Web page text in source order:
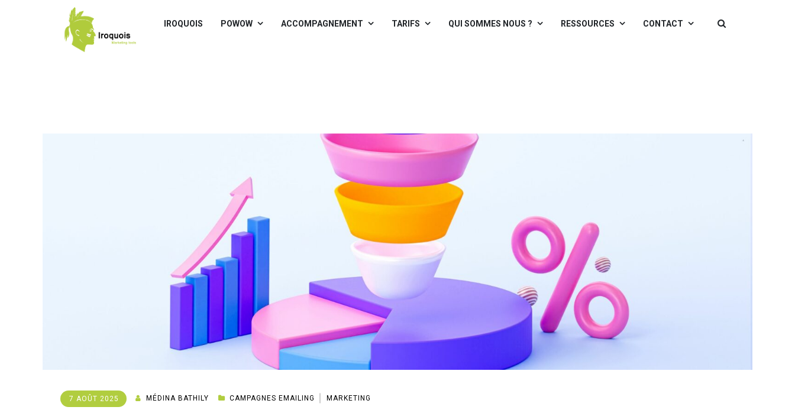
IROQUOIS POWOW ACCOMPAGNEMENT TARIFS QUI SOMMES NOUS ? RESSOURCES CONTACT
7 AOÛT 2025 MÉDINA BATHILY CAMPAGNES EMAILING MARKETING